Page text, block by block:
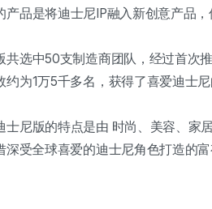
品是将迪士尼IP融入新创意产品，
共选中50支制造商团队，经过首次
为1万5千多名，获得了喜爱迪士尼
士尼版的特点是由 时尚、美容、家
深受全球喜爱的迪士尼角色打造的